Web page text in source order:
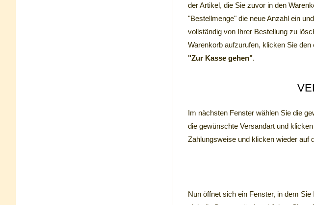
der Artikel, die Sie zuvor in den
"Bestellmenge" die neue Anzahl ein
vollständig von Ihrer Bestellung zu
Warenkorb aufzurufen, klicken Sie
"Zur Kasse gehen".
Im nächsten Fenster wählen Sie die
die gewünschte Versandart und
Zahlungsweise und klicken wieder auf
Nun öffnet sich ein Fenster, in dem